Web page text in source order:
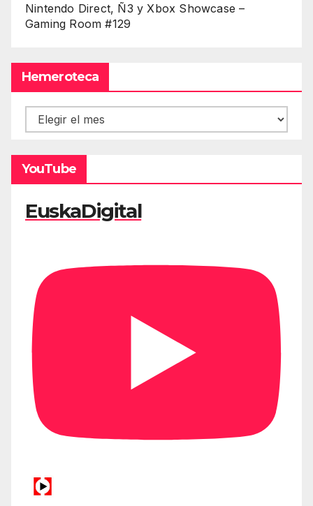
Nintendo Direct, Ñ3 y Xbox Showcase –
Gaming Room #129
Hemeroteca
Hemeroteca
YouTube
EuskaDigital